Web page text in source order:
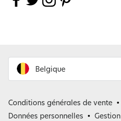
Belgique
Belgique
Conditions générales de vente
Données personnelles